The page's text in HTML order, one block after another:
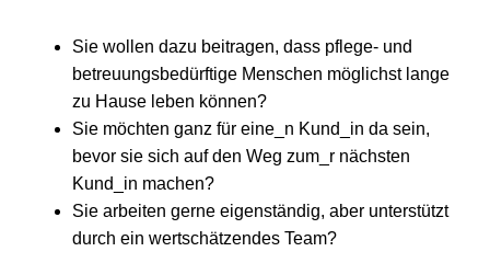
Sie wollen dazu beitragen, dass pflege- und
betreuungsbedürftige Menschen möglichst lange
zu Hause leben können?
Sie möchten ganz für eine_n Kund_in da sein,
bevor sie sich auf den Weg zum_r nächsten
Kund_in machen?
Sie arbeiten gerne eigenständig, aber unterstützt
durch ein wertschätzendes Team?